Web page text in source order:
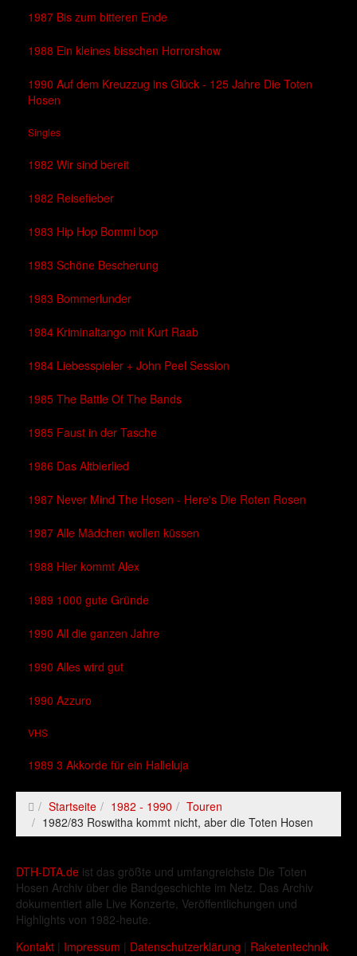
1987 Bis zum bitteren Ende
1988 Ein kleines bisschen Horrorshow
1990 Auf dem Kreuzzug ins Glück - 125 Jahre Die Toten
Hosen
Singles
1982 Wir sind bereit
1982 Reisefieber
1983 Hip Hop Bommi bop
1983 Schöne Bescherung
1983 Bommerlunder
1984 Kriminaltango mit Kurt Raab
1984 Liebesspieler + John Peel Session
1985 The Battle Of The Bands
1985 Faust in der Tasche
1986 Das Altbierlied
1987 Never Mind The Hosen - Here's Die Roten Rosen
1987 Alle Mädchen wollen küssen
1988 Hier kommt Alex
1989 1000 gute Gründe
1990 All die ganzen Jahre
1990 Alles wird gut
1990 Azzuro
VHS
1989 3 Akkorde für ein Halleluja
Startseite 1982 - 1990
Touren
1982/83 Roswitha kommt nicht, aber die Toten Hosen
DTH-DTA.de ist das größte und umfangreichste Die Toten
Hosen Archiv über die Bandgeschichte im Netz. Das Archiv
dokumentiert alle Live Konzerte, Veröffentlichungen und
Highlights von 1982-heute.
Kontakt | Impressum | Datenschutzerklärung | Raketentechnik